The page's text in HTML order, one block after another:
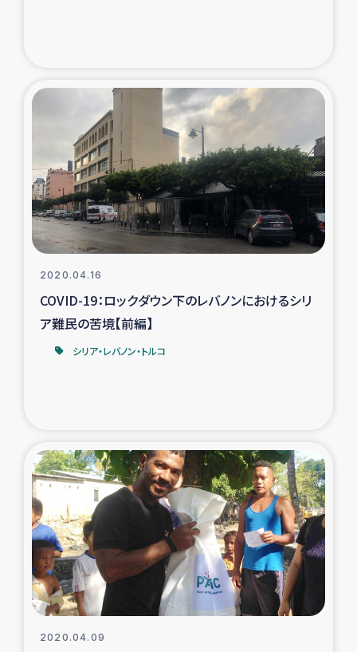
2020.04.16
COVID-19：ロックダウン下のレバノンにおけるシリ
ア難民の苦境【前編】
シリア・レバノン・トルコ
2020.04.09